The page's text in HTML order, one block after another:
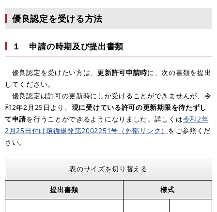
優良認定を受ける方法
１ 申請の時期及び提出書類
優良認定を受けたい方は、​更新許可申請時に、次の書類を提出
してください。
優良認定は許可の更新時にしか受けることができませんが、令
和2年2月25日より、​ 現に受けている許可の更新期限を待たずし
て申請を行うことができるようになりました。詳しくは令和2年
2月25日付け環循規発第2002251号（外部リンク） をご参照くだ
さい。
表のサイズを切り替える
提出書類 様式